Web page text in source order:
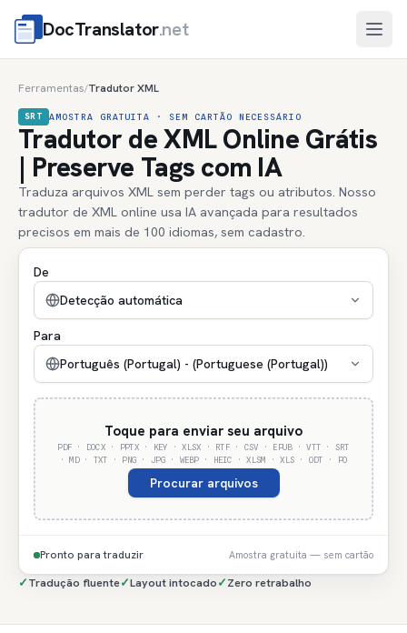
DocTranslator.net Abrir
Ferramentas/Tradutor XML
SRT AMOSTRA GRATUITA · SEM CARTÃO NECESSÁRIO
Tradutor de XML Online Grátis
| Preserve Tags com IA
Traduza arquivos XML sem perder tags ou atributos. Nosso
tradutor de XML online usa IA avançada para resultados
precisos em mais de 100 idiomas, sem cadastro.
De
Detecção automática
Para
Português (Portugal) - (Portuguese (Portugal))
Toque para enviar seu arquivo
PDF · DOCX · PPTX · KEY · XLSX · RTF · CSV · EPUB · VTT · SRT
· MD · TXT · PNG · JPG · WEBP · HEIC · XLSM · XLS · ODT · PO
Procurar arquivos
Pronto para traduzir Amostra gratuita — sem cartão
✓Tradução fluente✓Layout intocado✓Zero retrabalho